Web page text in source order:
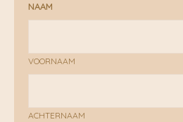
NAAM
VOORNAAM
ACHTERNAAM